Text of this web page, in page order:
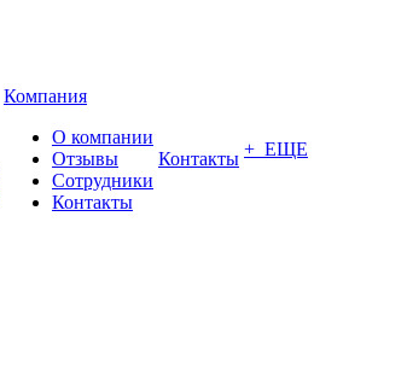
Компания
О компании
Отзывы
Сотрудники
Контакты
Контакты + ЕЩЕ